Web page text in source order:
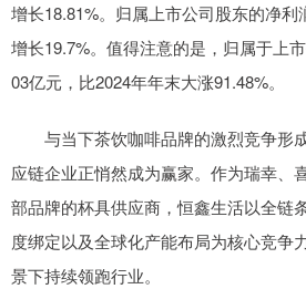
增长18.81%。归属上市公司股东的净利
增长19.7%。值得注意的是，归属于上
03亿元，比2024年年末大涨91.48%。
与当下茶饮咖啡品牌的激烈竞争形
应链企业正悄然成为赢家。作为瑞幸、
部品牌的杯具供应商，恒鑫生活以全链
度绑定以及全球化产能布局为核心竞争
景下持续领跑行业。